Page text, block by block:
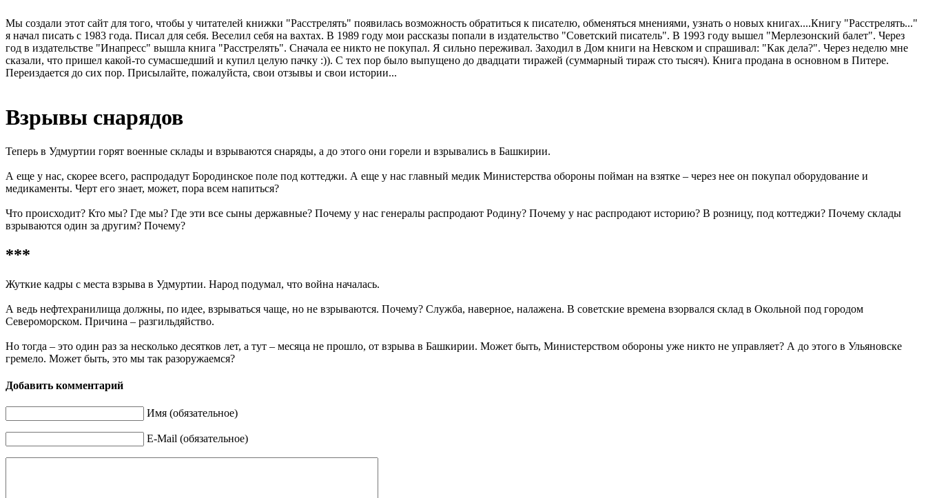
Мы создали этот сайт для того, чтобы у читателей книжки "Расстрелять" появилась возможность обратиться к писателю, обменяться мнениями, узнать о новых книгах....Книгу "Расстрелять..."
я начал писать с 1983 года. Писал для себя. Веселил себя на вахтах. В 1989 году мои рассказы попали в издательство "Советский писатель". В 1993 году вышел "Мерлезонский балет". Через
год в издательстве "Инапресс" вышла книга "Расстрелять". Сначала ее никто не покупал. Я сильно переживал. Заходил в Дом книги на Невском и спрашивал: "Как дела?". Через неделю мне
сказали, что пришел какой-то сумасшедший и купил целую пачку :)). С тех пор было выпущено до двадцати тиражей (суммарный тираж сто тысяч). Книга продана в основном в Питере.
Переиздается до сих пор. Присылайте, пожалуйста, свои отзывы и свои истории...
Взрывы снарядов
Теперь в Удмуртии горят военные склады и взрываются снаряды, а до этого они горели и взрывались в Башкирии.
А еще у нас, скорее всего, распродадут Бородинское поле под коттеджи. А еще у нас главный медик Министерства обороны пойман на взятке – через нее он покупал оборудование и
медикаменты. Черт его знает, может, пора всем напиться?
Что происходит? Кто мы? Где мы? Где эти все сыны державные? Почему у нас генералы распродают Родину? Почему у нас распродают историю? В розницу, под коттеджи? Почему склады
взрываются один за другим? Почему?
***
Жуткие кадры с места взрыва в Удмуртии. Народ подумал, что война началась.
А ведь нефтехранилища должны, по идее, взрываться чаще, но не взрываются. Почему? Служба, наверное, налажена. В советские времена взорвался склад в Окольной под городом
Североморском. Причина – разгильдяйство.
Но тогда – это один раз за несколько десятков лет, а тут – месяца не прошло, от взрыва в Башкирии. Может быть, Министерством обороны уже никто не управляет? А до этого в Ульяновске
гремело. Может быть, это мы так разоружаемся?
Добавить комментарий
Имя (обязательное)
E-Mail (обязательное)